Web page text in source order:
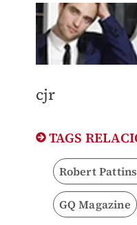
cjr
TAGS
Robert
GQ Magazine